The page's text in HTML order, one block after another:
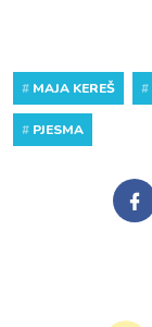
# MAJA KEREŠ #
# PJESMA